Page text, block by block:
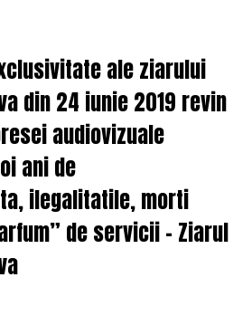
ale ziarului
din 24 iunie 2019 revin
audiovizuale
ani de
ilegalitatile, morti
de servicii – Ziarul